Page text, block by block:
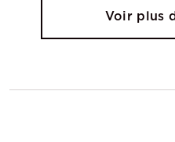
Voir plus